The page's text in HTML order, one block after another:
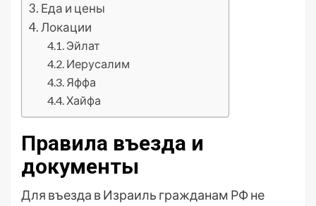
Еда и цены
Локации
Эйлат
Иерусалим
Яффа
Хайфа
Правила въезда и
документы
Для въезда в Израиль гражданам РФ не